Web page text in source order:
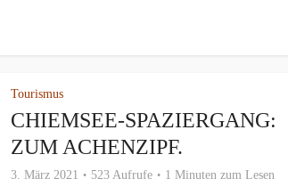
Tourismus
CHIEMSEE-SPAZIERGANG:
ZUM ACHENZIPF.
3. März 2021 523 Aufrufe 1 Minuten zum Lesen